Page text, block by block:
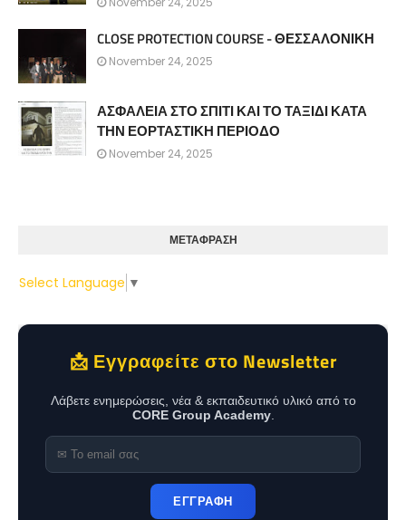
CLOSE PROTECTION COURSE - ΘΕΣΣΑΛΟΝΙΚΗ
November 24, 2025
ΑΣΦΑΛΕΙΑ ΣΤΟ ΣΠΙΤΙ ΚΑΙ ΤΟ ΤΑΞΙΔΙ ΚΑΤΑ
ΤΗΝ ΕΟΡΤΑΣΤΙΚΗ ΠΕΡΙΟΔΟ
November 24, 2025
ΜΕΤΑΦΡΑΣΗ
Select Language ▼
📩 Εγγραφείτε στο Newsletter
Λάβετε ενημερώσεις, νέα & εκπαιδευτικό υλικό από το
CORE Group Academy.
ΕΓΓΡΑΦΗ